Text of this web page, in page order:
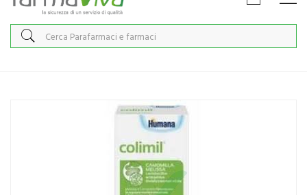
Colimil Humana Linea Benessere Gastrointestinale Bambini Gocce
30 ml